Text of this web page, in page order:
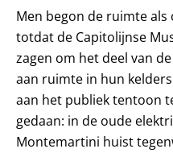
Men begon de ruimte
totdat de Capitolijnse
zagen om het deel van
aan ruimte in hun
aan het publiek tentoon
gedaan: in de oude
Montemartini huist